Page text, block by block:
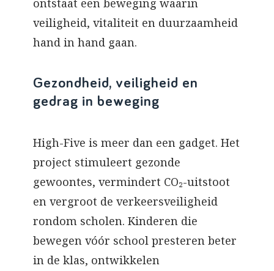
ontstaat een beweging waarin
veiligheid, vitaliteit en duurzaamheid
hand in hand gaan.
Gezondheid, veiligheid en
gedrag in beweging
High-Five is meer dan een gadget. Het
project stimuleert gezonde
gewoontes, vermindert CO₂-uitstoot
en vergroot de verkeersveiligheid
rondom scholen. Kinderen die
bewegen vóór school presteren beter
in de klas, ontwikkelen